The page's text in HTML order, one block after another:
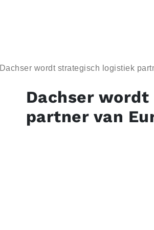
Dachser wordt strategisch logistiek
Dachser
partner van